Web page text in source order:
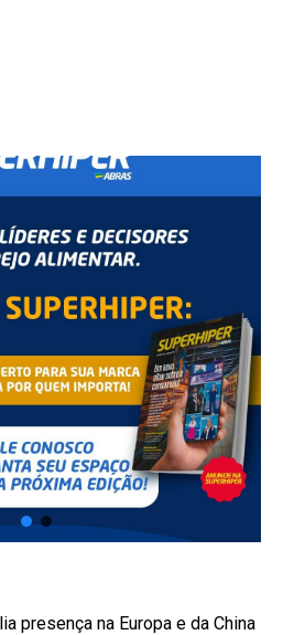
presença na Europa e da China